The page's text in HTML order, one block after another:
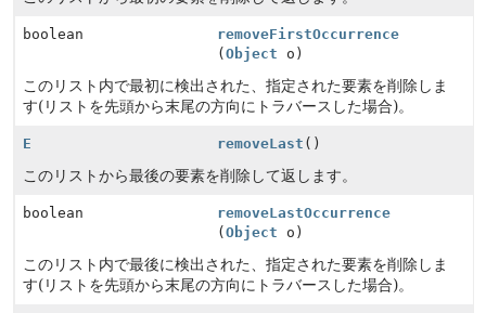
boolean
removeFirstOccurrence
(Object o)
このリスト内で最初に検出された、指定された要素を削除しま
す(リストを先頭から末尾の方向にトラバースした場合)。
E removeLast ()
このリストから最後の要素を削除して返します。
boolean
removeLastOccurrence
(Object o)
このリスト内で最後に検出された、指定された要素を削除しま
す(リストを先頭から末尾の方向にトラバースした場合)。